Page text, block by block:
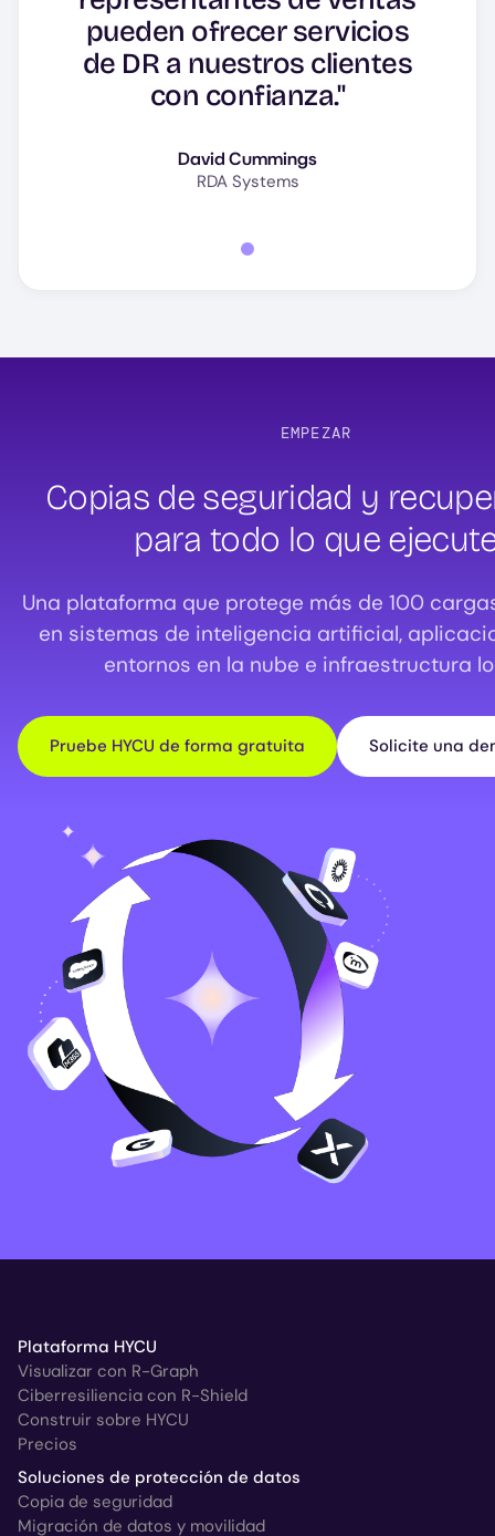
pueden ofrecer servicios
de DR a nuestros clientes
con confianza."
David Cummings
RDA Systems
EMPEZAR
Copias de seguridad y
para todo lo que
Una plataforma que protege más de 100
en sistemas de inteligencia artificial,
entornos en la nube e infraestructura
Pruebe HYCU de forma gratuita Solicite una
Plataforma HYCU
Visualizar con R-Graph
Ciberresiliencia con R-Shield
Construir sobre HYCU
Precios
Soluciones de protección de datos
Copia de seguridad
Migración de datos y movilidad